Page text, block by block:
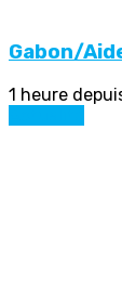
Gabon/
1 heure